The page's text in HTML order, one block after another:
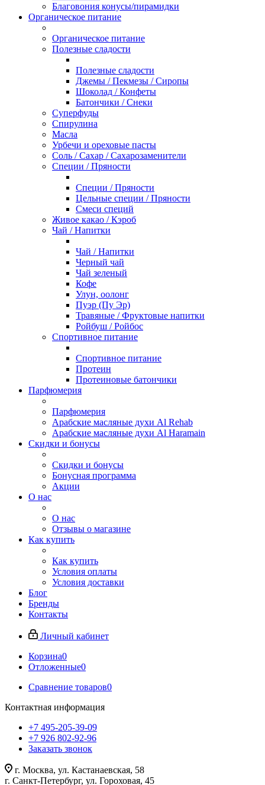
Благовония конусы/пирамидки
Органическое питание
Органическое питание
Полезные сладости
Полезные сладости
Джемы / Пекмезы / Сиропы
Шоколад / Конфеты
Батончики / Снеки
Суперфуды
Спирулина
Масла
Урбечи и ореховые пасты
Соль / Сахар / Сахарозаменители
Специи / Пряности
Специи / Пряности
Цельные специи / Пряности
Смеси специй
Живое какао / Кэроб
Чай / Напитки
Чай / Напитки
Черный чай
Чай зеленый
Кофе
Улун, оолонг
Пуэр (Пу Эр)
Травяные / Фруктовые напитки
Ройбуш / Ройбос
Спортивное питание
Спортивное питание
Протеин
Протеиновые батончики
Парфюмерия
Парфюмерия
Арабские масляные духи Al Rehab
Арабские масляные духи Al Haramain
Скидки и бонусы
Скидки и бонусы
Бонусная программа
Акции
О нас
О нас
Отзывы о магазине
Как купить
Как купить
Условия оплаты
Условия доставки
Блог
Бренды
Контакты
Личный кабинет
Корзина0
Отложенные0
Сравнение товаров0
Контактная информация
+7 495-205-39-09
+7 926 802-92-96
Заказать звонок
г. Москва, ул. Кастанаевская, 58
г. Санкт-Петербург, ул. Гороховая, 45